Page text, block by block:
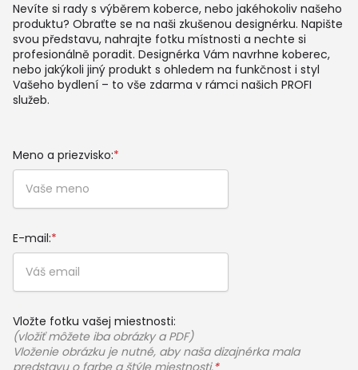
Nevíte si rady s výběrem koberce, nebo jakéhokoliv našeho
produktu? Obraťte se na naši zkušenou designérku. Napište
svou představu, nahrajte fotku místnosti a nechte si
profesionálně poradit. Designérka Vám navrhne koberec,
nebo jakýkoli jiný produkt s ohledem na funkčnost i styl
Vašeho bydlení – to vše zdarma v rámci našich PROFI
služeb.
Meno a priezvisko:*
E-mail:*
Vložte fotku vašej miestnosti:
(vložiť môžete iba obrázky a PDF)
Vloženie obrázku je nutné, aby naša dizajnérka mala